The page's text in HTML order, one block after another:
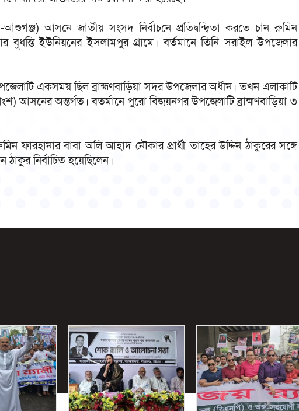
আশুগঞ্জ) আসনে জাতীয় সংসদ নির্বাচনে প্রতিদ্বন্দ্বিতা করতে চান রুমিন
বুধন্তি ইউনিয়নের ইসলামপুর গ্রামে। বর্তমানে তিনি সরাইল উপজেলার
একসময় ছিল ব্রাহ্মণবাড়িয়া সদর উপজেলার অধীন। তখন এলাকাটি
আসনের অন্তর্গত। বতর্মানে পুরো বিজয়নগর উপজেলাটি ব্রাহ্মণবাড়িয়া-৩
ফারহানার বাবা অলি আহাদ নৌকার প্রার্থী তাহের উদ্দিন ঠাকুরের সঙ্গে
ঠাকুর নির্বাচিত হয়েছিলেন।